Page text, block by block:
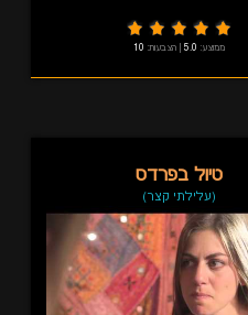
ממוצע: 5.0 הצבעות: 10
טיול בפרדס
(עלילתי קצר)